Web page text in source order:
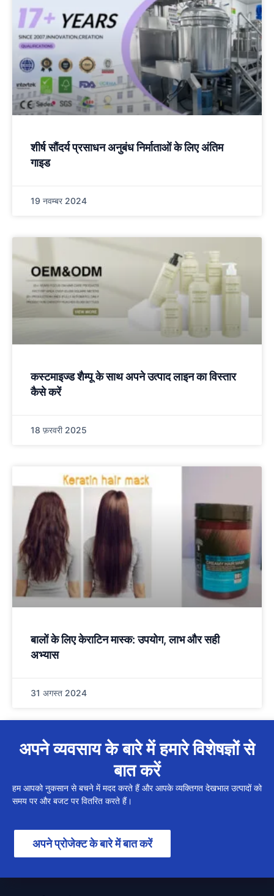
शीर्ष सौंदर्य प्रसाधन अनुबंध निर्माताओं के लिए अंतिम
गाइड
19 नवम्बर 2024
कस्टमाइज्ड शैम्पू के साथ अपने उत्पाद लाइन का विस्तार
कैसे करें
18 फ़रवरी 2025
बालों के लिए केराटिन मास्क: उपयोग, लाभ और सही
अभ्यास
31 अगस्त 2024
अपने व्यवसाय के बारे में हमारे विशेषज्ञों से
बात करें
हम आपको नुकसान से बचने में मदद करते हैं और आपके व्यक्तिगत देखभाल उत्पादों को
समय पर और बजट पर वितरित करते हैं।
अपने प्रोजेक्ट के बारे में बात करें